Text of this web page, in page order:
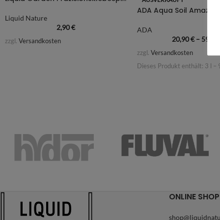
Liquid Nature
2,90€
zzgl. Versandkosten
ADA Aqua Soil Amazonia
ADA
20,90€– 59,90
zzgl. Versandkosten
Dieses Produkt enthält: 3
–
ONLINE SHOP